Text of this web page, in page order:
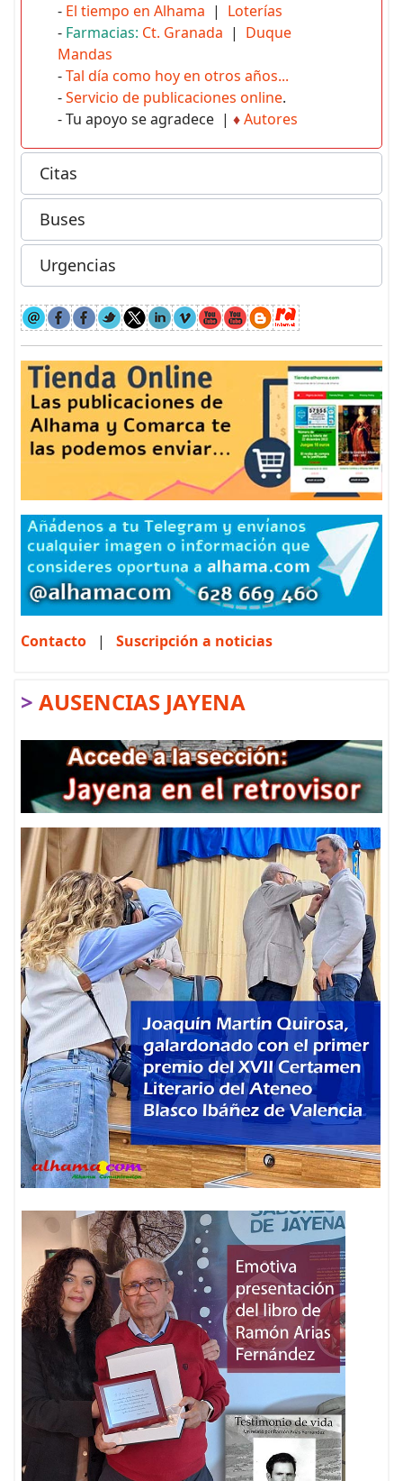
- El tiempo en Alhama | Loterías
- Farmacias: Ct. Granada | Duque
Mandas
-Tal día como hoy en otros años...
-Servicio de publicaciones online.
- Tu apoyo se agradece | ♦Autores
Citas
Buses
Urgencias
Contacto | Suscripción a noticias
> AUSENCIAS JAYENA